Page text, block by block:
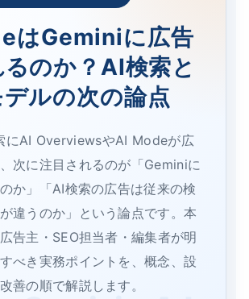
はGeminiに広告
のか？AI検索と
ルの次の論点
にAI OverviewsやAI Modeが広
次に注目されるのが「Geminiに
か」「AI検索の広告は従来の検
違うのか」という論点です。本
告主・SEO担当者・編集者が明
べき実務ポイントを、概念、設
善の順で解説します。